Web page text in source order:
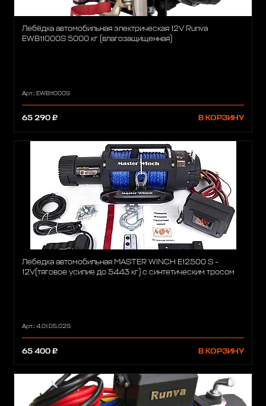
Лебёдка автомобильная электрическая 12V Runva
EWB11000S 5000 кг (влагозащищенная)
Арт.: EWB11000S
65 290 ₽ В КОРЗИНУ
Лебедка автомобильная MASTER WINCH E12500 S -
12V(тяговое усилие до 5443 кг) с синтетическим тросом
Арт.: 4.01.05.02S
65 400 ₽ В КОРЗИНУ